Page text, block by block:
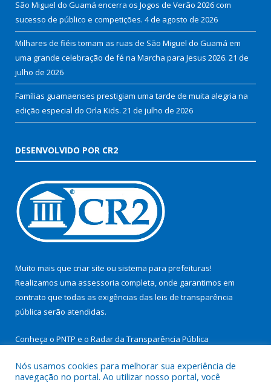
São Miguel do Guamá encerra os Jogos de Verão 2026 com
sucesso de público e competições. 4 de agosto de 2026
Milhares de fiéis tomam as ruas de São Miguel do Guamá em
uma grande celebração de fé na Marcha para Jesus 2026. 21 de
julho de 2026
Famílias guamaenses prestigiam uma tarde de muita alegria na
edição especial do Orla Kids. 21 de julho de 2026
DESENVOLVIDO POR CR2
Muito mais que criar site ou sistema para prefeituras!
Realizamos uma assessoria completa, onde garantimos em
contrato que todas as exigências das leis de transparência
pública serão atendidas.
Conheça o PNTP e o Radar da Transparência Pública
Nós usamos cookies para melhorar sua experiência de
navegação no portal. Ao utilizar nosso portal, você